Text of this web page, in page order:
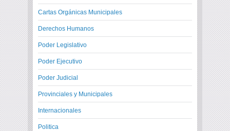
Cartas Orgánicas Municipales
Derechos Humanos
Poder Legislativo
Poder Ejecutivo
Poder Judicial
Provinciales y Municipales
Internacionales
Politica